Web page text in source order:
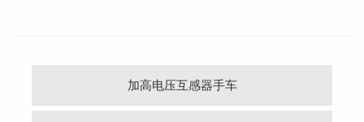
加高电压互感器手车